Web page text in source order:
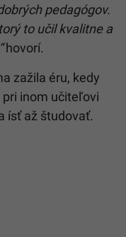
pedagógov.
to učil kvalitne a
hovorí.
zažila éru, kedy
pri inom učiteľovi
ísť až študovať.